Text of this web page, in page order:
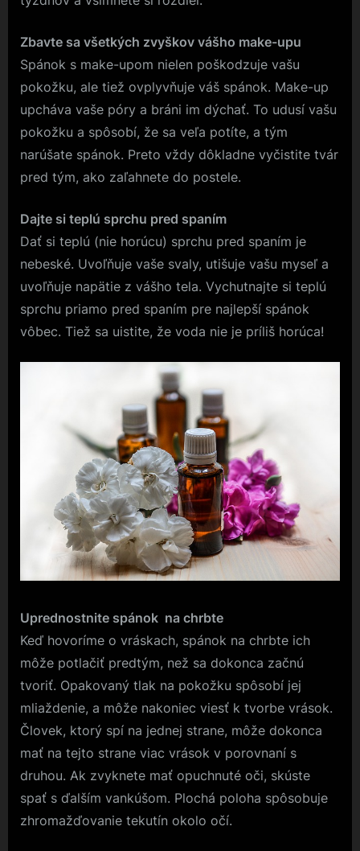
Zbavte sa všetkých zvyškov vášho make-upu
Spánok s make-upom nielen poškodzuje vašu
pokožku, ale tiež ovplyvňuje váš spánok. Make-up
upcháva vaše póry a bráni im dýchať. To udusí vašu
pokožku a spôsobí, že sa veľa potíte, a tým
narúšate spánok. Preto vždy dôkladne vyčistite tvár
pred tým, ako zaľahnete do postele.
Dajte si teplú sprchu pred spaním
Dať si teplú (nie horúcu) sprchu pred spaním je
nebeské. Uvoľňuje vaše svaly, utišuje vašu myseľ a
uvoľňuje napätie z vášho tela. Vychutnajte si teplú
sprchu priamo pred spaním pre najlepší spánok
vôbec. Tiež sa uistite, že voda nie je príliš horúca!
Uprednostnite spánok na chrbte
Keď hovoríme o vráskach, spánok na chrbte ich
môže potlačiť predtým, než sa dokonca začnú
tvoriť. Opakovaný tlak na pokožku spôsobí jej
mliaždenie, a môže nakoniec viesť k tvorbe vrások.
Človek, ktorý spí na jednej strane, môže dokonca
mať na tejto strane viac vrások v porovnaní s
druhou. Ak zvyknete mať opuchnuté oči, skúste
spať s ďalším vankúšom. Plochá poloha spôsobuje
zhromažďovanie tekutín okolo očí.